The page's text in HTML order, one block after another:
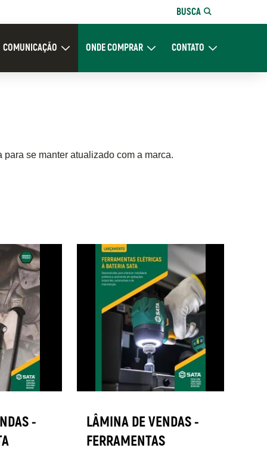
BUSCA
Nós
COMUNICAÇÃOExpand ComunicaçãoONDE COMPRARExpand Onde Comprar
CONTATOExpand Contato
para se manter atualizado com a marca.
-
LÂMINA DE VENDAS -
FERRAMENTAS